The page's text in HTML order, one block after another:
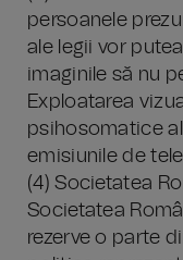
persoanele
ale legii vor
imaginile să nu
Exploatarea
psihosomatice
emisiunile de
(4) Societatea
Societatea
rezerve o parte